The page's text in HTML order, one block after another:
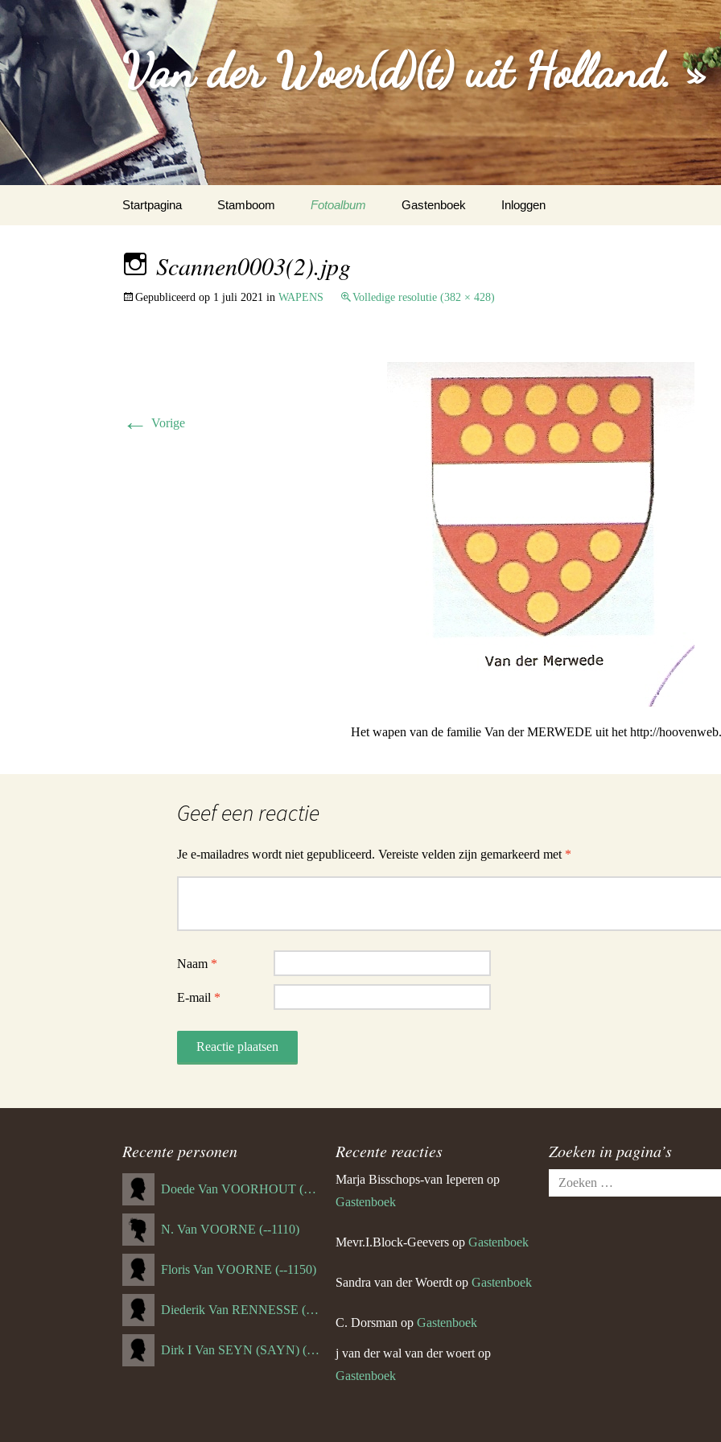
Van der Woer(d)(t) uit Holland. »
naar
Startpagina Stamboom Fotoalbum Gastenboek Inloggen
Scannen0003(2).jpg
Gepubliceerd op 1 juli 2021 in WAPENS Volledige resolutie (382 × 428)
← Vorige
Het wapen van de familie Van der MERWEDE uit het http://
Geef een reactie
Je e-mailadres wordt niet gepubliceerd. Vereiste velden zijn gemarkeerd met *
Naam *
E-mail *
Recente personen
Doede Van VOORHOUT (Van FORNEHOLT) (--1101)
N. Van VOORNE (--1110)
Floris Van VOORNE (--1150)
Diederik Van RENNESSE (--1144)
Dirk I Van SEYN (SAYN) (--1120)
Recente reacties
Marja Bisschops-van Ieperen op
Gastenboek
Mevr.I.Block-Geevers op Gastenboek
Sandra van der Woerdt op Gastenboek
C. Dorsman op Gastenboek
j van der wal van der woert op
Gastenboek
Zoeken in pagina’s
Zoeken
naar: